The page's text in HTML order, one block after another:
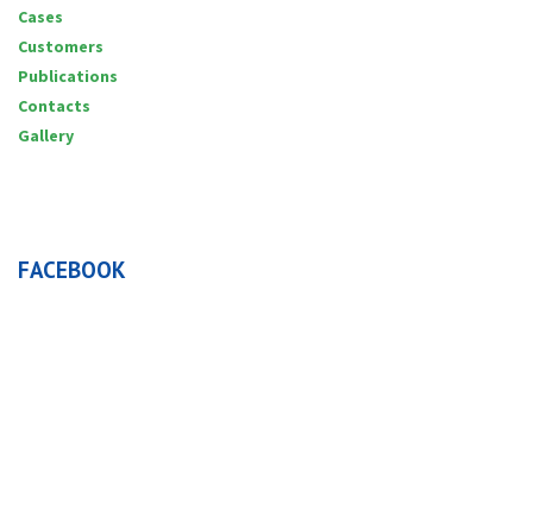
Cases
Customers
Publications
Contacts
Gallery
FACEBOOK